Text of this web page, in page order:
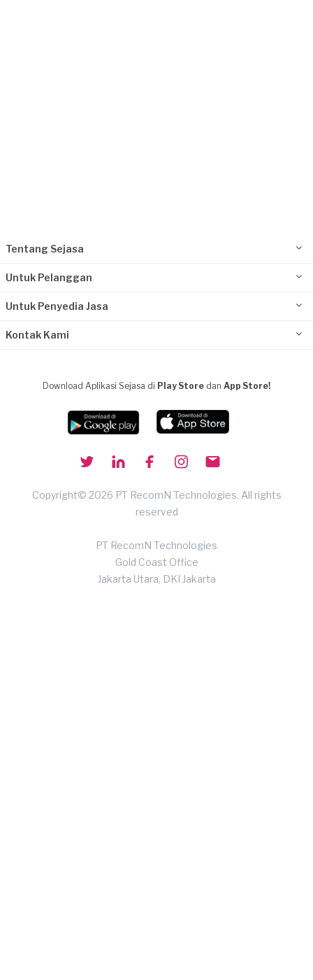
Tentang Sejasa
Untuk Pelanggan
Untuk Penyedia Jasa
Kontak Kami
Download Aplikasi Sejasa di Play Store dan App Store!
Copyright© 2026 PT RecomN Technologies, All rights
reserved
PT RecomN Technologies
Gold Coast Office
Jakarta Utara, DKI Jakarta